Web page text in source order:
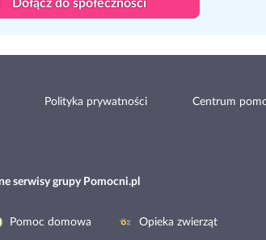
Dołącz do społeczności
Polityka prywatności Centrum
serwisy grupy Pomocni.pl
Pomoc domowa Opieka zwierząt